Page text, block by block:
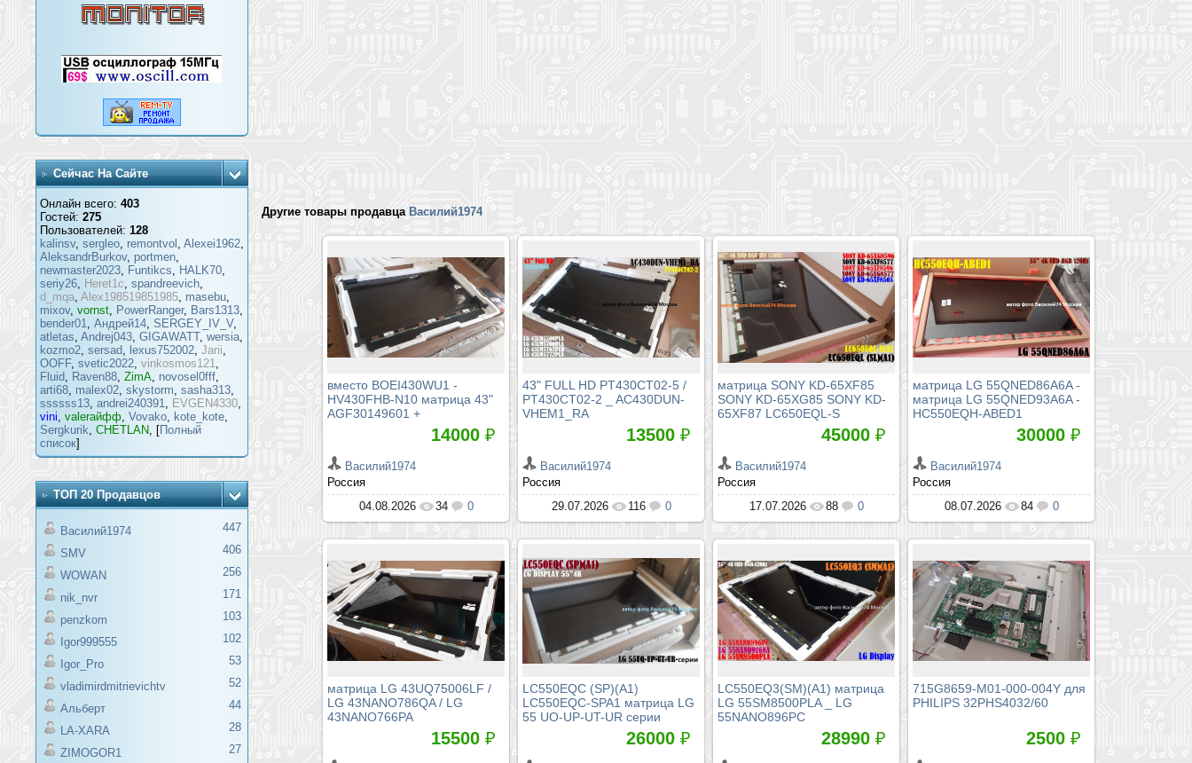
Сейчас На Сайте
Онлайн всего: 403
Гостей: 275
Пользователей: 128
kalinsv, sergleo, remontvol , Alexei1962,
AleksandrBurkov, portmen,
newmaster2023, Funtikcs, HALK70,
seriy26, Heret1c, spandreevich,
d_mqa, Alex198519851985, masebu,
mixov, vornst, PowerRanger, Bars1313,
bender01, Андрей14, SERGEY_IV_V,
atletas, Andrej043, GIGAWATT, wersia,
kozmo2, sersad, lexus752002, Jarii,
OOFF, svetic2022, vinkosmos121,
Fluid, Raven88, ZimA, novosel0fff,
arti68, malex02, skystorm, sasha313,
ssssss13, andrei240391, EVGEN4330,
vini, valeraйфф, Vovako, kote_kote,
Sergkurik, CHETLAN, [Полный
список]
ТОП 20 Продавцов
Василий1974
447
SMV
406
WOWAN
256
nik_nvr
171
penzkom
103
Igor999555
102
Igor_Pro
53
vladimirdmitrievichtv
52
Альберт
44
LA-XARA
28
ZIMOGOR1
27
Другие товары продавца Василий1974
вместо BOEI430WU1 -
HV430FHB-N10 матрица 43"
AGF30149601 +
14000₽
Василий1974
Россия
04.08.2026
34 0
43" FULL HD PT430CT02-5 /
PT430CT02-2 _ AC430DUN-
VHEM1_RA
13500₽
Василий1974
Россия
29.07.2026
116 0
матрица SONY KD-65XF85
SONY KD-65XG85 SONY KD-
65XF87 LC650EQL-S
45000₽
Василий1974
Россия
17.07.2026
88 0
матрица LG 55QNED86A6A -
матрица LG 55QNED93A6A -
HC550EQH-ABED1
30000₽
Василий1974
Россия
08.07.2026
84 0
матрица LG 43UQ75006LF /
LG 43NANO786QA / LG
43NANO766PA
15500₽
LC550EQC (SP)(A1)
LC550EQC-SPA1 матрица LG
55 UO-UP-UT-UR серии
26000₽
LC550EQ3(SM)(A1) матрица
LG 55SM8500PLA _ LG
55NANO896PC
28990₽
715G8659-M01-000-004Y для
PHILIPS 32PHS4032/60
2500₽